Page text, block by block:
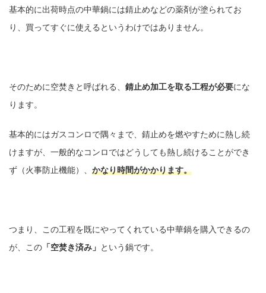
基本的に出荷時点の中華鍋には錆止めなどの薬剤が塗られてお
り、買ってすぐに使えるというわけではありません。
そのために空焚きと呼ばれる、 錆止め加工を取る工程が必要にな
ります。
基本的にはガスコンロで隅々まで、錆止めを燃やすために熱し続
けますが、一般的なコンロではどうしても熱し続けることができ
ず（火事防止機能）、 かなり時間がかかります。
つまり、この工程を既にやってくれている中華鍋を購入できるの
が、この 「空焚き済み」 という鍋です。